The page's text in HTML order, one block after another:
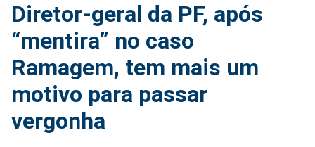
Diretor-geral da PF, após
“mentira” no caso
Ramagem, tem mais um
motivo para passar
vergonha